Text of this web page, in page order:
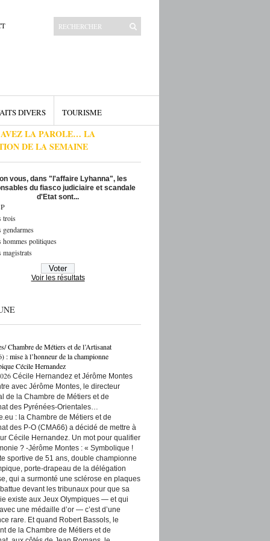
DIVERS TOURISME
AVEZ LA PAROLE… LA
DE LA SEMAINE
vous, dans "l'affaire Lyhanna", les
du fiasco judiciaire et scandale
d'Etat sont...
trois
gendarmes
hommes politiques
magistrats
Voir les résultats
Chambre de Métiers et de l’Artisanat
: mise à l’honneur de la championne
Cécile Hernandez
Cécile Hernandez et Jérôme Montes
avec Jérôme Montes, le directeur
de la Chambre de Métiers et de
des Pyrénées-Orientales…
: la Chambre de Métiers et de
des P-O (CMA66) a décidé de mettre à
Cécile Hernandez. Un mot pour qualifier
? -Jérôme Montes : « Symbolique !
sportive de 51 ans, double championne
porte-drapeau de la délégation
qui a surmonté une sclérose en plaques
battue devant les tribunaux pour que sa
existe aux Jeux Olympiques — et qui
une médaille d’or — c’est d’une
rare. Et quand Robert Bassols, le
de la Chambre de Métiers et de